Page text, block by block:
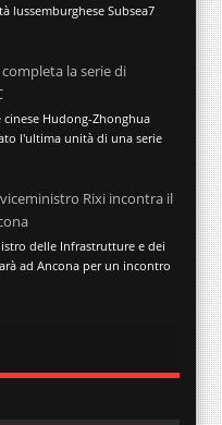
lussemburghese Subsea7
la serie di
cinese Hudong-Zhonghua
l'ultima unità di una serie
Rixi incontra il
delle Infrastrutture e dei
ad Ancona per un incontro